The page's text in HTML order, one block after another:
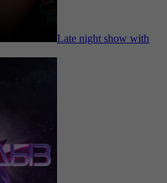
Late night show with